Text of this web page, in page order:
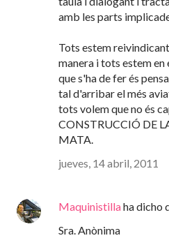
amb les parts
Tots estem
manera i tots estem
que s'ha de fer és
tal d'arribar el més
tots volem que no és
CONSTRUCCIÓ DE
MATA.
jueves, 14 abril, 2011
Maquinistillaha dicho
Sra. Anònima